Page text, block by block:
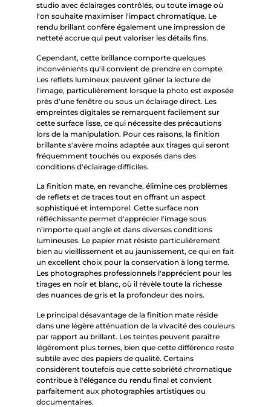
studio avec éclairages contrôlés, ou toute image où
l'on souhaite maximiser l'impact chromatique. Le
rendu brillant confère également une impression de
netteté accrue qui peut valoriser les détails fins.
Cependant, cette brillance comporte quelques
inconvénients qu'il convient de prendre en compte.
Les reflets lumineux peuvent gêner la lecture de
l'image, particulièrement lorsque la photo est exposée
près d'une fenêtre ou sous un éclairage direct. Les
empreintes digitales se remarquent facilement sur
cette surface lisse, ce qui nécessite des précautions
lors de la manipulation. Pour ces raisons, la finition
brillante s'avère moins adaptée aux tirages qui seront
fréquemment touchés ou exposés dans des
conditions d'éclairage difficiles.
La finition mate, en revanche, élimine ces problèmes
de reflets et de traces tout en offrant un aspect
sophistiqué et intemporel. Cette surface non
réfléchissante permet d'apprécier l'image sous
n'importe quel angle et dans diverses conditions
lumineuses. Le papier mat résiste particulièrement
bien au vieillissement et au jaunissement, ce qui en fait
un excellent choix pour la conservation à long terme.
Les photographes professionnels l'apprécient pour les
tirages en noir et blanc, où il révèle toute la richesse
des nuances de gris et la profondeur des noirs.
Le principal désavantage de la finition mate réside
dans une légère atténuation de la vivacité des couleurs
par rapport au brillant. Les teintes peuvent paraître
légèrement plus ternes, bien que cette différence reste
subtile avec des papiers de qualité. Certains
considèrent toutefois que cette sobriété chromatique
contribue à l'élégance du rendu final et convient
parfaitement aux photographies artistiques ou
documentaires.